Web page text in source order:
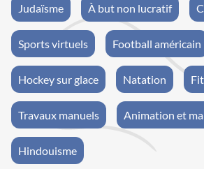
Judaïsme À but non lucratif
Sports virtuels Football américain
Hockey sur glace Natation
Travaux manuels Animation et
Hindouisme